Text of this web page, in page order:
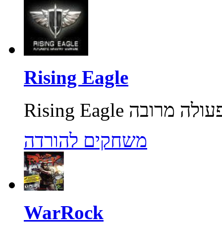
Rising Eagle
משחקים להורדה
WarRock